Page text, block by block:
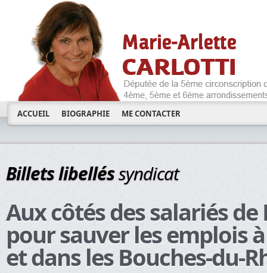
ACCUEIL BIOGRAPHIE ME CONTACTER
Billets libelléssyndicat
Aux côtés des salariés de
pour sauver les emplois
et dans les Bouches-du-